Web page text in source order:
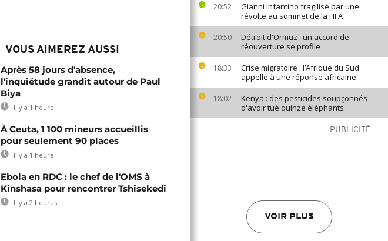
20:52
Gianni Infantino fragilisé par une
révolte au sommet de la FIFA
20:50
Détroit d'Ormuz : un accord de
réouverture se profile
18:33
Crise migratoire : l’Afrique du Sud
appelle à une réponse africaine
18:02
Kenya : des pesticides soupçonnés
d'avoir tué quinze éléphants
PUBLICITÉ
VOIR PLUS
VOUS AIMEREZ AUSSI
Après 58 jours d'absence,
l'inquiétude grandit autour de Paul
Biya
Il y a 1 heure
À Ceuta, 1 100 mineurs accueillis
pour seulement 90 places
Il y a 1 heure
Ebola en RDC : le chef de l'OMS à
Kinshasa pour rencontrer Tshisekedi
Il y a 2 heures